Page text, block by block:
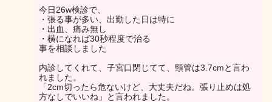
今日26w検診で、
・張る事が多い、出勤した日は特に
・出血、痛み無し
・横になれば30秒程度で治る
事を相談しました
内診してくれて、子宮口閉じてて、頸管は3.7cmと言わ
れました。
「2cm切ったら危ないけど、大丈夫だね。張り止めは処
方なしでいいね」と言われました。